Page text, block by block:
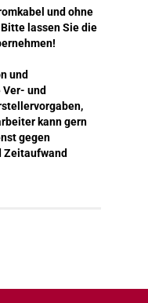
und ohne
lassen Sie die
und
und
kann gern
gegen
Zeitaufwand